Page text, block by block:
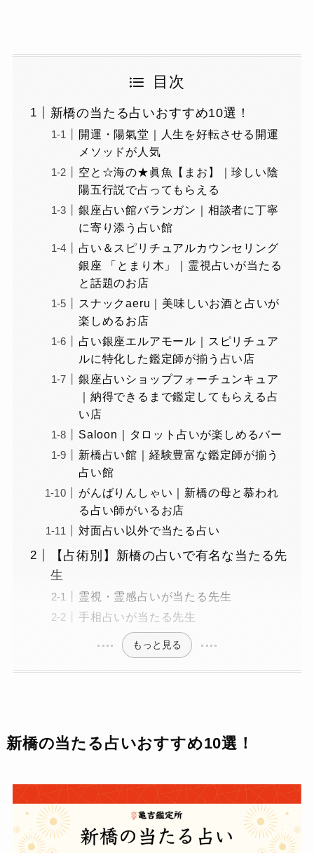
目次
新橋の当たる占いおすすめ10選！
開運・陽氣堂｜人生を好転させる開運
メソッドが人気
空と☆海の★眞魚【まお】｜珍しい陰
陽五行説で占ってもらえる
銀座占い館バランガン｜相談者に丁寧
に寄り添う占い館
占い＆スピリチュアルカウンセリング
銀座 「とまり木」｜霊視占いが当たる
と話題のお店
スナックaeru｜美味しいお酒と占いが
楽しめるお店
占い銀座エルアモール｜スピリチュア
ルに特化した鑑定師が揃う占い店
銀座占いショップフォーチュンキュア
｜納得できるまで鑑定してもらえる占
い店
Saloon｜タロット占いが楽しめるバー
新橋占い館｜経験豊富な鑑定師が揃う
占い館
がんばりんしゃい｜新橋の母と慕われ
る占い師がいるお店
対面占い以外で当たる占い
【占術別】新橋の占いで有名な当たる先
生
霊視・霊感占いが当たる先生
手相占いが当たる先生
もっと見る
新橋の当たる占いおすすめ10選！